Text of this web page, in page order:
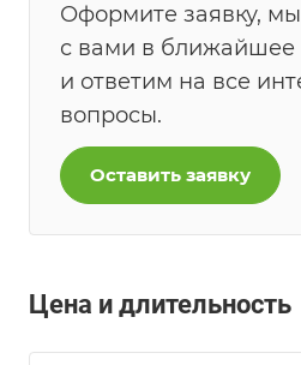
Оформите заявку,
с вами в ближайшее
и ответим на все
вопросы.
Оставить заявку
Цена и длительность